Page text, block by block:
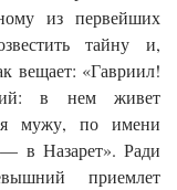
из первейших
тайну и,
вещает: «Гавриил!
в нем живет
мужу, по имени
в Назарет». Ради
приемлет